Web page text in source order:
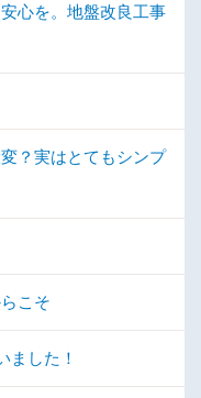
心を。地盤改良工事
？実はとてもシンプ
こそ
ました！